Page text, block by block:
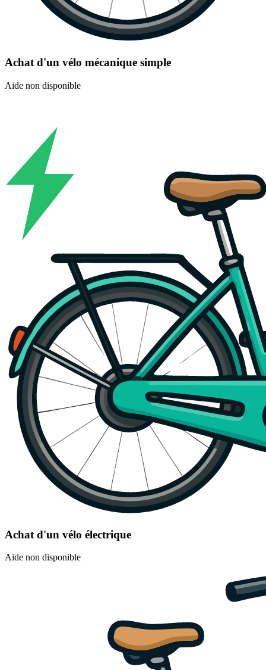
Achat d'un vélo mécanique simple
Aide non disponible
Achat d'un vélo électrique
Aide non disponible